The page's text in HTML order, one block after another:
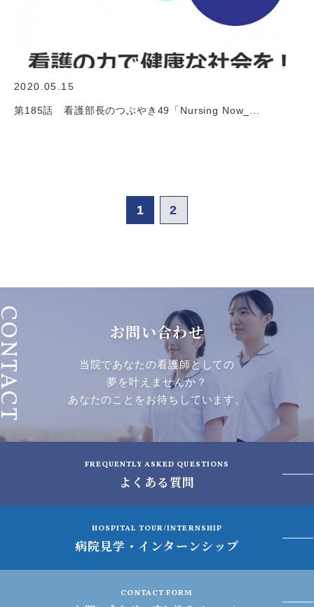
2020.05.15
第185話 看護部長のつぶやき49「Nursing Now_...
1 2
お問い合わせ
当院であなたの看護師としての
夢を叶えませんか？
あなたのことをお待ちしています。
FREQUENTLY ASKED QUESTIONS
よくある質問
HOSPITAL TOUR/INTERNSHIP
病院見学・インターンシップ
CONTACT FORM